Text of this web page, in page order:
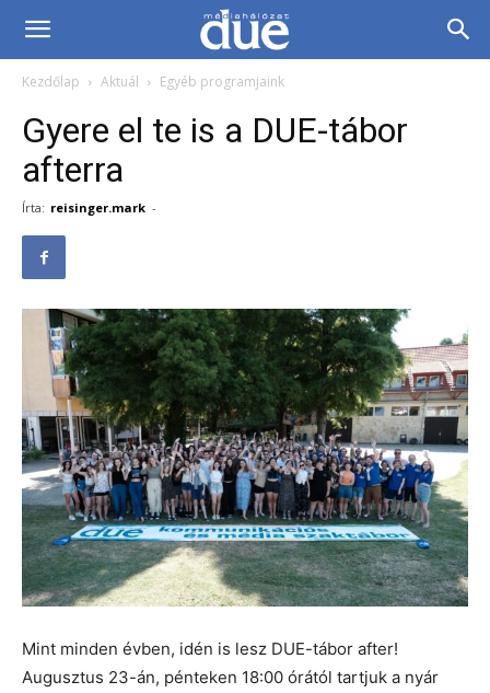
DUE
Médiahálózat…
Kezdőlap Aktuál Egyéb programjaink
Gyere el te is a DUE-tábor
afterra
Írta: reisinger.mark -
Mint minden évben, idén is lesz DUE-tábor after!
Augusztus 23-án, pénteken 18:00 órától tartjuk a nyár